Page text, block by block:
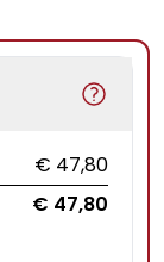
€ 47,80
€ 47,80